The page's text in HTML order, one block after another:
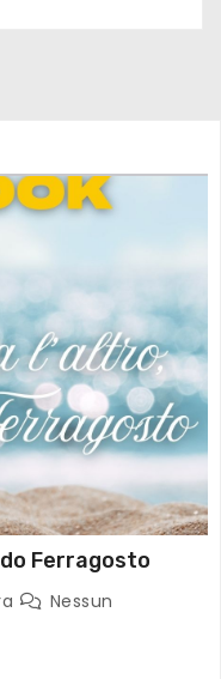
Ferragosto
Nessun